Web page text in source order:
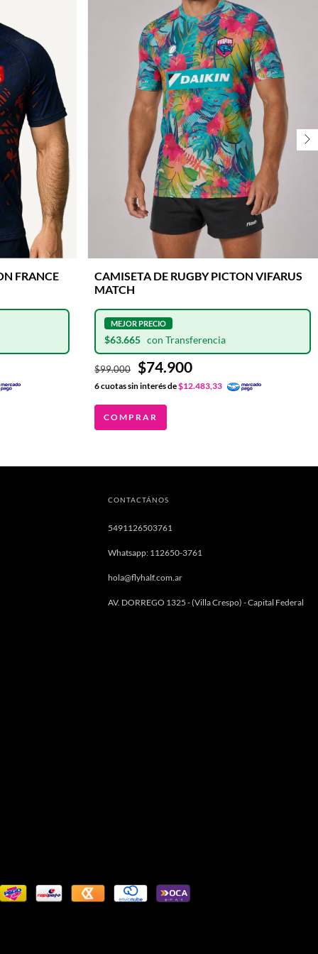
FRANCE
CAMISETA DE RUGBY PICTON VIFARUS
MATCH
$99.000 $74.900
$63.665
6cuotas sin interés de$12.483,33
COMPRAR
CONTACTÁNOS
5491126503761
Whatsapp: 112650-3761
hola@flyhalf.com.ar
AV. DORREGO 1325 - (Villa Crespo) - Capital Federal